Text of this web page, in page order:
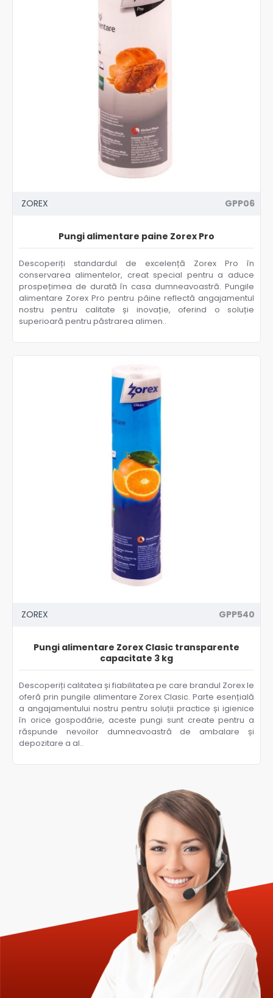
ZOREX GPP06
Pungi alimentare paine Zorex Pro
Descoperiți standardul de excelență Zorex Pro în
conservarea alimentelor, creat special pentru a aduce
prospețimea de durată în casa dumneavoastră. Pungile
alimentare Zorex Pro pentru pâine reflectă angajamentul
nostru pentru calitate și inovație, oferind o soluție
superioară pentru păstrarea alimen..
ZOREX GPP540
Pungi alimentare Zorex Clasic transparente
capacitate 3 kg
Descoperiți calitatea și fiabilitatea pe care brandul Zorex le
oferă prin pungile alimentare Zorex Clasic. Parte esențială
a angajamentului nostru pentru soluții practice și igienice
în orice gospodărie, aceste pungi sunt create pentru a
răspunde nevoilor dumneavoastră de ambalare și
depozitare a al..